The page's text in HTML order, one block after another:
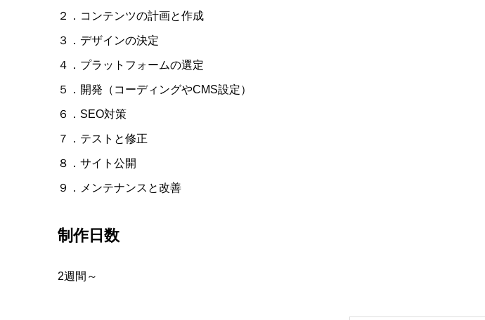
２．コンテンツの計画と作成
３．デザインの決定
４．プラットフォームの選定
５．開発（コーディングやCMS設定）
６．SEO対策
７．テストと修正
８．サイト公開
９．メンテナンスと改善
制作日数
2週間～